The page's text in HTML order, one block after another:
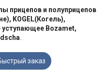
прицепов и полуприцепов
KOGEL(Когель),
уступающее Bozamet,
заказ